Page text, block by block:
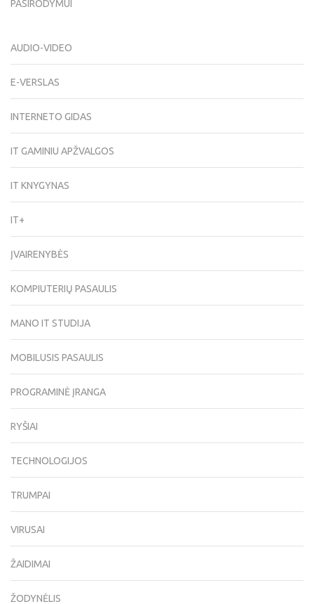
PASIRODYMUI
AUDIO-VIDEO
E-VERSLAS
INTERNETO GIDAS
IT GAMINIU APŽVALGOS
IT KNYGYNAS
IT+
ĮVAIRENYBĖS
KOMPIUTERIŲ PASAULIS
MANO IT STUDIJA
MOBILUSIS PASAULIS
PROGRAMINĖ ĮRANGA
RYŠIAI
TECHNOLOGIJOS
TRUMPAI
VIRUSAI
ŽAIDIMAI
ŽODYNĖLIS